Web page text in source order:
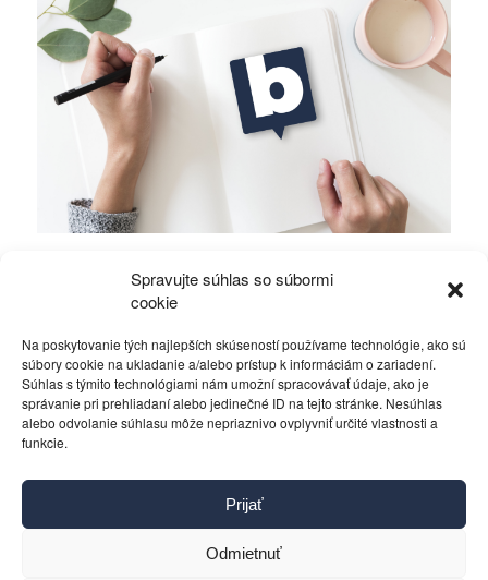
Spravujte súhlas so súbormi
cookie
Na poskytovanie tých najlepších skúseností používame technológie, ako sú
súbory cookie na ukladanie a/alebo prístup k informáciám o zariadení.
Súhlas s týmito technológiami nám umožní spracovávať údaje, ako je
správanie pri prehliadaní alebo jedinečné ID na tejto stránke. Nesúhlas
alebo odvolanie súhlasu môže nepriaznivo ovplyvniť určité vlastnosti a
funkcie.
Prijať
Odmietnuť
preboha je?
Rôzne 26. januára 2015
Kontakt
Pravidlá používania